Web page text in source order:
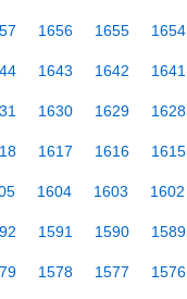
1656 1655 1654
1643 1642 1641
1630 1629 1628
1617 1616 1615
1604 1603 1602
1591 1590 1589
1578 1577 1576